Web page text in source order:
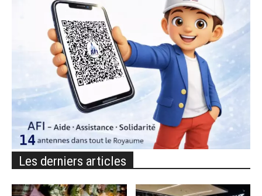
Les derniers articles